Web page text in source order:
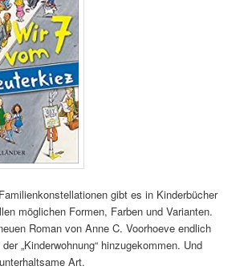
gibt es in Kinderbücher
möglichen Formen, Farben und Varianten.
Roman von Anne C. Voorhoeve endlich
„Kinderwohnung“ hinzugekommen. Und
Art.